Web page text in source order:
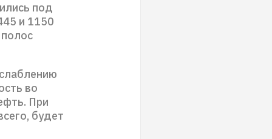
под
и 1150
во
При
будет